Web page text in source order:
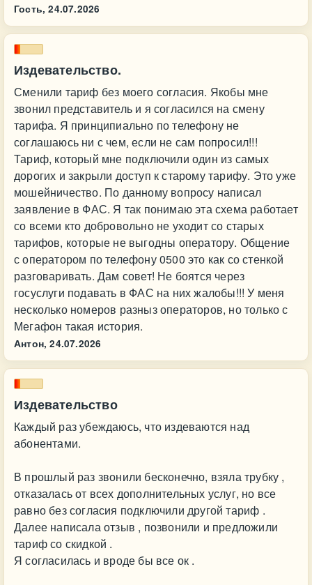
Гость, 24.07.2026
Издевательство.
Сменили тариф без моего согласия. Якобы мне
звонил представитель и я согласился на смену
тарифа. Я принципиально по телефону не
соглашаюсь ни с чем, если не сам попросил!!!
Тариф, который мне подключили один из самых
дорогих и закрыли доступ к старому тарифу. Это уже
мошейничество. По данному вопросу написал
заявление в ФАС. Я так понимаю эта схема работает
со всеми кто добровольно не уходит со старых
тарифов, которые не выгодны оператору. Общение
с оператором по телефону 0500 это как со стенкой
разговаривать. Дам совет! Не боятся через
госуслуги подавать в ФАС на них жалобы!!! У меня
несколько номеров разныз операторов, но только с
Мегафон такая история.
Антон, 24.07.2026
Издевательство
Каждый раз убеждаюсь, что издеваются над
абонентами.
В прошлый раз звонили бесконечно, взяла трубку ,
отказалась от всех дополнительных услуг, но все
равно без согласия подключили другой тариф .
Далее написала отзыв , позвонили и предложили
тариф со скидкой .
Я согласилась и вроде бы все ок .